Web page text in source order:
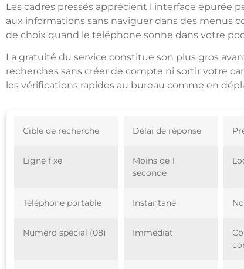
Les cadres pressés apprécient l interface épurée
aux informations sans naviguer dans des menus
de choix quand le téléphone sonne dans votre
La gratuité du service constitue son plus gros
recherches sans créer de compte ni sortir votre
les vérifications rapides au bureau comme en
Cible de recherche Délai de réponse
Ligne fixe
Moins de 1
seconde
Téléphone portable Instantané
Numéro spécial (08) Immédiat